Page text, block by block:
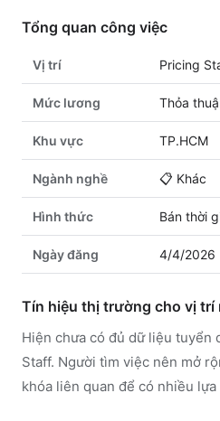
Tổng quan công việc
Vị trí Pricing
Mức lương Thỏa
Khu vực TP.HCM
Ngành nghề 📋 Khác
Hình thức Bán thời
Ngày đăng 4/4/2026
Tín hiệu thị trường cho vị trí
Hiện chưa có đủ dữ liệu tuyển
Staff. Người tìm việc nên mở
khóa liên quan để có nhiều